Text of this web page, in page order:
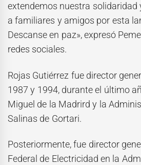
extendemos nuestra solidaridad
a familiares y amigos por esta
Descanse en paz», expresó
redes sociales.
Rojas Gutiérrez fue director
1987 y 1994, durante el último
Miguel de la Madrird y la
Salinas de Gortari.
Posteriormente, fue director
Federal de Electricidad en la